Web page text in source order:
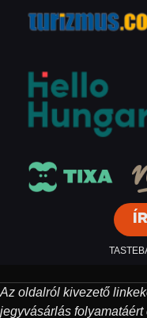
Az oldalról kivezető
jegyvásárlás